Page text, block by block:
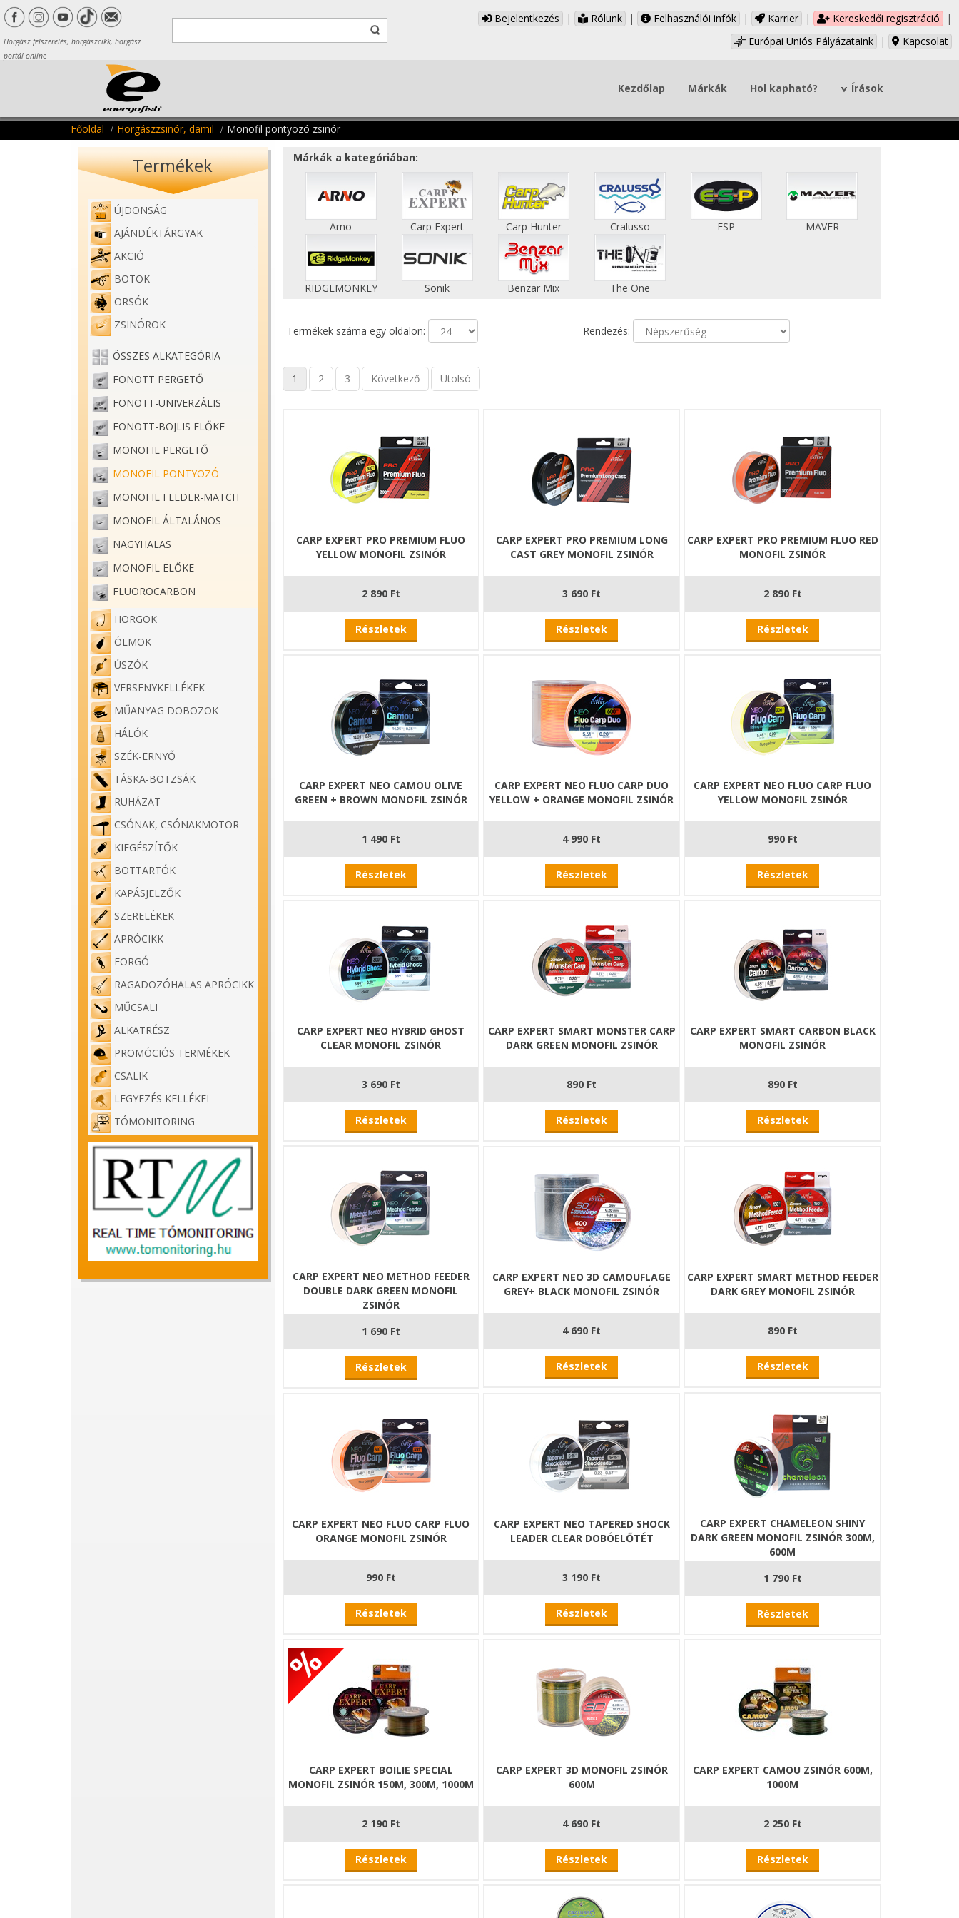
Horgász felszerelés, horgászcikk, horgász
portál online
Bejelentkezés | Rólunk | Felhasználói infók | Karrier | Kereskedői regisztráció
|
Európai Uniós Pályázataink
| Kapcsolat
Kezdőlap Márkák Hol kapható? Írások
Főoldal Horgászzsinór, damil Monofil pontyozó zsinór
Termékek
ÚJDONSÁG
AJÁNDÉKTÁRGYAK
AKCIÓ
BOTOK
ORSÓK
ZSINÓROK
ÖSSZES ALKATEGÓRIA
FONOTT PERGETŐ
FONOTT-UNIVERZÁLIS
FONOTT-BOJLIS ELŐKE
MONOFIL PERGETŐ
MONOFIL PONTYOZÓ
MONOFIL FEEDER-MATCH
MONOFIL ÁLTALÁNOS
NAGYHALAS
MONOFIL ELŐKE
FLUOROCARBON
HORGOK
ÓLMOK
ÚSZÓK
VERSENYKELLÉKEK
MŰANYAG DOBOZOK
HÁLÓK
SZÉK-ERNYŐ
TÁSKA-BOTZSÁK
RUHÁZAT
CSÓNAK, CSÓNAKMOTOR
KIEGÉSZÍTŐK
BOTTARTÓK
KAPÁSJELZŐK
SZERELÉKEK
APRÓCIKK
FORGÓ
RAGADOZÓHALAS APRÓCIKK
MŰCSALI
ALKATRÉSZ
PROMÓCIÓS TERMÉKEK
CSALIK
LEGYEZÉS KELLÉKEI
TÓMONITORING
Márkák a kategóriában:
Arno Carp Expert Carp Hunter Cralusso ESP MAVER
RIDGEMONKEY Sonik Benzar Mix The One
Termékek száma egy oldalon: Rendezés:
1 2 3 Következő Utolsó
CARP EXPERT PRO PREMIUM FLUO
YELLOW MONOFIL ZSINÓR
2 890 Ft
Részletek
CARP EXPERT PRO PREMIUM LONG
CAST GREY MONOFIL ZSINÓR
3 690 Ft
Részletek
CARP EXPERT PRO PREMIUM FLUO RED
MONOFIL ZSINÓR
2 890 Ft
Részletek
CARP EXPERT NEO CAMOU OLIVE
GREEN + BROWN MONOFIL ZSINÓR
1 490 Ft
Részletek
CARP EXPERT NEO FLUO CARP DUO
YELLOW + ORANGE MONOFIL ZSINÓR
4 990 Ft
Részletek
CARP EXPERT NEO FLUO CARP FLUO
YELLOW MONOFIL ZSINÓR
990 Ft
Részletek
CARP EXPERT NEO HYBRID GHOST
CLEAR MONOFIL ZSINÓR
3 690 Ft
Részletek
CARP EXPERT SMART MONSTER CARP
DARK GREEN MONOFIL ZSINÓR
890 Ft
Részletek
CARP EXPERT SMART CARBON BLACK
MONOFIL ZSINÓR
890 Ft
Részletek
CARP EXPERT NEO METHOD FEEDER
DOUBLE DARK GREEN MONOFIL
ZSINÓR
1 690 Ft
Részletek
CARP EXPERT NEO 3D CAMOUFLAGE
GREY+ BLACK MONOFIL ZSINÓR
4 690 Ft
Részletek
CARP EXPERT SMART METHOD FEEDER
DARK GREY MONOFIL ZSINÓR
890 Ft
Részletek
CARP EXPERT NEO FLUO CARP FLUO
ORANGE MONOFIL ZSINÓR
990 Ft
Részletek
CARP EXPERT NEO TAPERED SHOCK
LEADER CLEAR DOBÓELŐTÉT
3 190 Ft
Részletek
CARP EXPERT CHAMELEON SHINY
DARK GREEN MONOFIL ZSINÓR 300M,
600M
1 790 Ft
Részletek
CARP EXPERT BOILIE SPECIAL
MONOFIL ZSINÓR 150M, 300M, 1000M
2 190 Ft
Részletek
CARP EXPERT 3D MONOFIL ZSINÓR
600M
4 690 Ft
Részletek
CARP EXPERT CAMOU ZSINÓR 600M,
1000M
2 250 Ft
Részletek